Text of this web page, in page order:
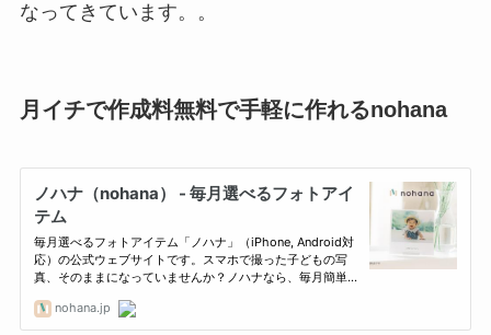
なってきています。。
月イチで作成料無料で手軽に作れるnohana